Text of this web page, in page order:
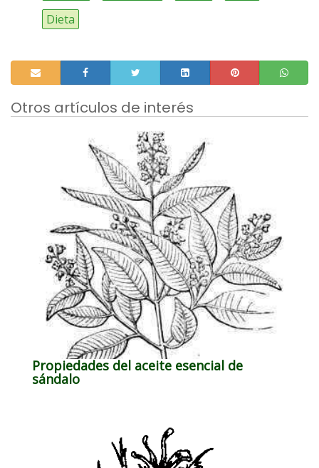
Dieta
Otros artículos de interés
Propiedades del aceite esencial de
sándalo